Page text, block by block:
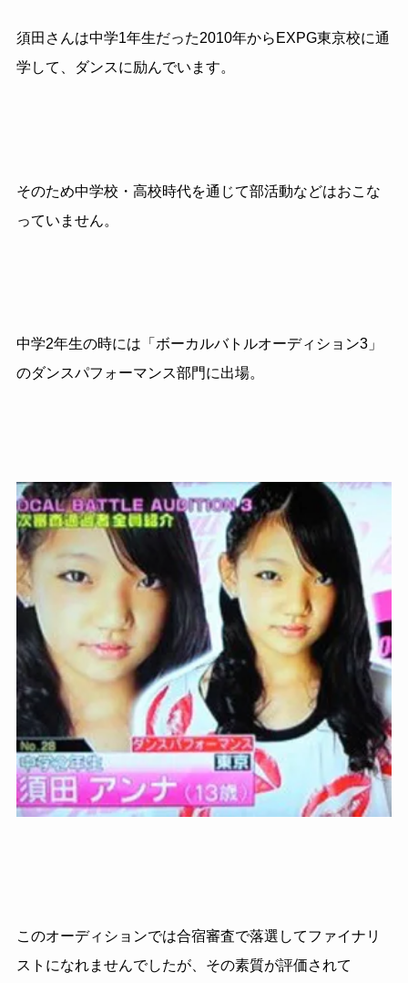
須田さんは中学1年生だった2010年からEXPG東京校に通
学して、ダンスに励んでいます。
そのため中学校・高校時代を通じて部活動などはおこな
っていません。
中学2年生の時には「ボーカルバトルオーディション3」
のダンスパフォーマンス部門に出場。
このオーディションでは合宿審査で落選してファイナリ
ストになれませんでしたが、その素質が評価されて